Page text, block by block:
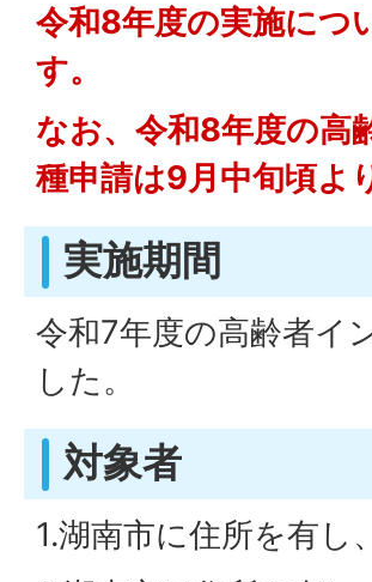
令和8年度の実施につ
す。
なお、令和8年度の高
種申請は9月中旬頃よ
実施期間
令和7年度の高齢者イ
した。
対象者
1.湖南市に住所を有し